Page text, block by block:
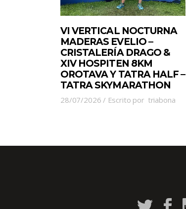
VI VERTICAL NOCTURNA
MADERAS EVELIO –
CRISTALERÍA DRAGO &
XIV HOSPITEN 8KM
OROTAVA Y TATRA HALF –
TATRA SKYMARATHON
28/07/2026 Escrito por triabona